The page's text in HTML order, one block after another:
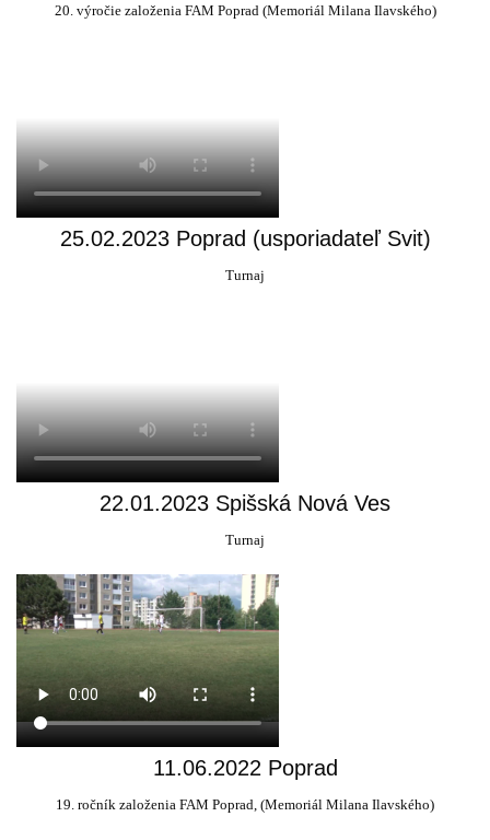
20. výročie založenia FAM Poprad (Memoriál Milana Ilavského)
25.02.2023 Poprad (usporiadateľ Svit)
Turnaj
22.01.2023 Spišská Nová Ves
Turnaj
11.06.2022 Poprad
19. ročník založenia FAM Poprad, (Memoriál Milana Ilavského)